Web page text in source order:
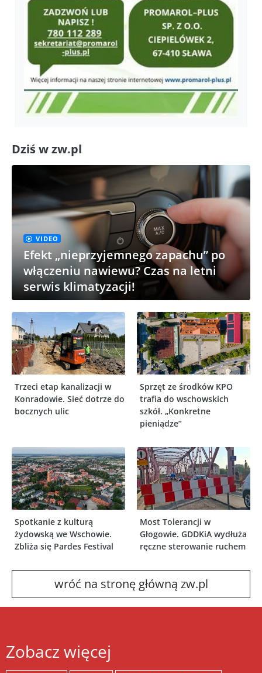
Dziś w zw.pl
VIDEO
Efekt „nieprzyjemnego zapachu” po
włączeniu nawiewu? Czas na letni
serwis klimatyzacji!
Trzeci etap kanalizacji w
Konradowie. Sieć dotrze do
bocznych ulic
Sprzęt ze środków KPO
trafia do wschowskich
szkół. „Konkretne
pieniądze”
Spotkanie z kulturą
żydowską we Wschowie.
Zbliża się Pardes Festival
Most Tolerancji w
Głogowie. GDDKiA wydłuża
ręczne sterowanie ruchem
wróć na stronę główną zw.pl
Zobacz więcej